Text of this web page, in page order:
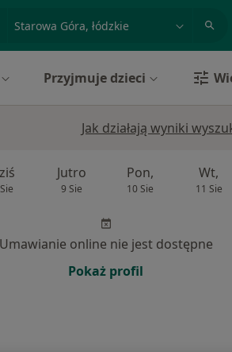
miasto lub dzielnica
Przyjmuje dzieci
Jak działają wyniki
Jutro
9 Sie
Pon,
10 Sie
Wt,
11 Sie
Umawianie online nie jest dostępne
Pokaż profil